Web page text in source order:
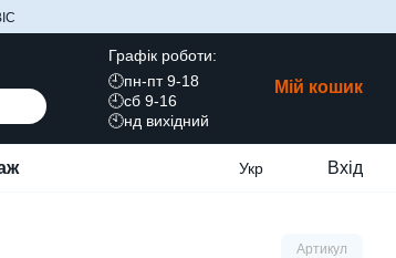
Графік роботи:
🕘пн-пт 9-18
🕘сб 9-16
🕙нд вихідний
Мій кошик
Укр Вхід
Артикул